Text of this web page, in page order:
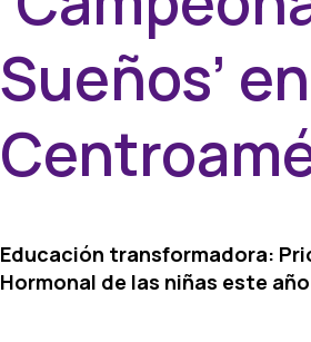
Sueños’ en
Educación transformadora:
Hormonal de las niñas este año